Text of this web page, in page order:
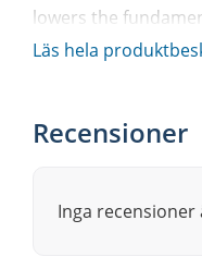
lowers the
existing Snare or
balance and
the drummer, by
Läs hela
Recensioner
Inga